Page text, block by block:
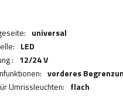
universal
LED
: 12/24 V
vorderes
Umrissleuchten: flach